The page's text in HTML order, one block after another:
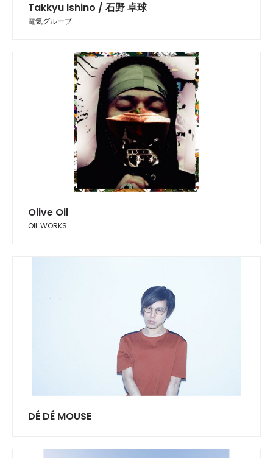
Takkyu Ishino / 石野 卓球
電気グルーブ
Olive Oil
OIL WORKS
DÉ DÉ MOUSE